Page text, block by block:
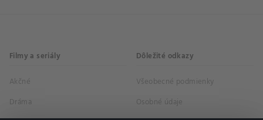
Filmy a seriály
Akčné
Dráma
Dôležité odkazy
Všeobecné podmienky
Osobné údaje